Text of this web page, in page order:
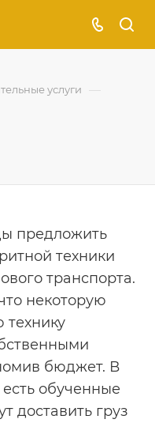
услуги —
предложить
техники
транспорта.
некоторую
технику
бюджет. В
обученные
доставить груз